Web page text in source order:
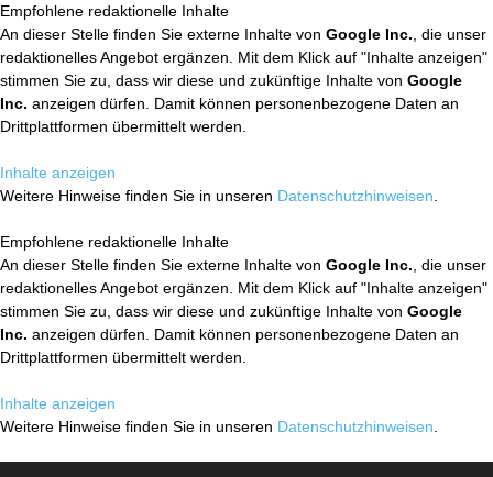
Empfohlene redaktionelle Inhalte
An dieser Stelle finden Sie externe Inhalte von Google Inc. , die unser
redaktionelles Angebot ergänzen. Mit dem Klick auf "Inhalte anzeigen"
stimmen Sie zu, dass wir diese und zukünftige Inhalte von Google
Inc. anzeigen dürfen. Damit können personenbezogene Daten an
Drittplattformen übermittelt werden.
Inhalte anzeigen
Weitere Hinweise finden Sie in unseren Datenschutzhinweisen
Empfohlene redaktionelle Inhalte
An dieser Stelle finden Sie externe Inhalte von Google Inc. , die unser
redaktionelles Angebot ergänzen. Mit dem Klick auf "Inhalte anzeigen"
stimmen Sie zu, dass wir diese und zukünftige Inhalte von Google
Inc. anzeigen dürfen. Damit können personenbezogene Daten an
Drittplattformen übermittelt werden.
Inhalte anzeigen
Weitere Hinweise finden Sie in unseren Datenschutzhinweisen